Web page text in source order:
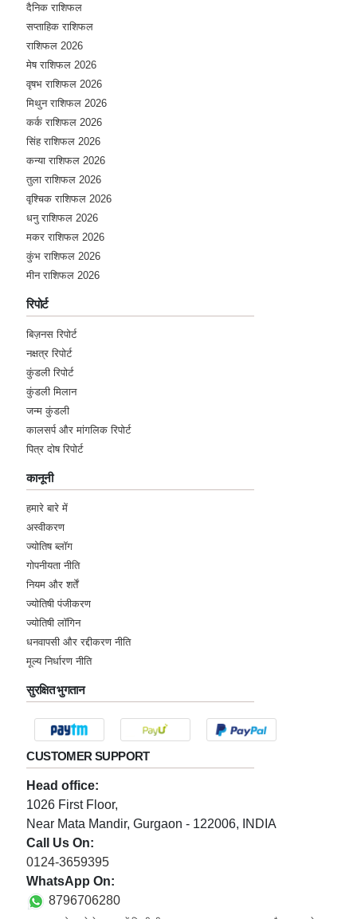
दैनिक राशिफल
सप्ताहिक राशिफल
राशिफल 2026
मेष राशिफल 2026
वृषभ राशिफल 2026
मिथुन राशिफल 2026
कर्क राशिफल 2026
सिंह राशिफल 2026
कन्या राशिफल 2026
तुला राशिफल 2026
वृश्चिक राशिफल 2026
धनु राशिफल 2026
मकर राशिफल 2026
कुंभ राशिफल 2026
मीन राशिफल 2026
रिपोर्ट
बिज़नस रिपोर्ट
नक्षत्र रिपोर्ट
कुंडली रिपोर्ट
कुंडली मिलान
जन्म कुंडली
कालसर्प और मांगलिक रिपोर्ट
पित्र दोष रिपोर्ट
कानूनी
हमारे बारे में
अस्वीकरण
ज्योतिष ब्लॉग
गोपनीयता नीति
नियम और शर्तें
ज्योतिषी पंजीकरण
ज्योतिषी लॉगिन
धनवापसी और रद्दीकरण नीति
मूल्य निर्धारण नीति
सुरक्षित भुगतान
CUSTOMER SUPPORT
Head office:
1026 First Floor,
Near Mata Mandir, Gurgaon - 122006, INDIA
Call Us On:
0124-3659395
WhatsApp On:
8796706280